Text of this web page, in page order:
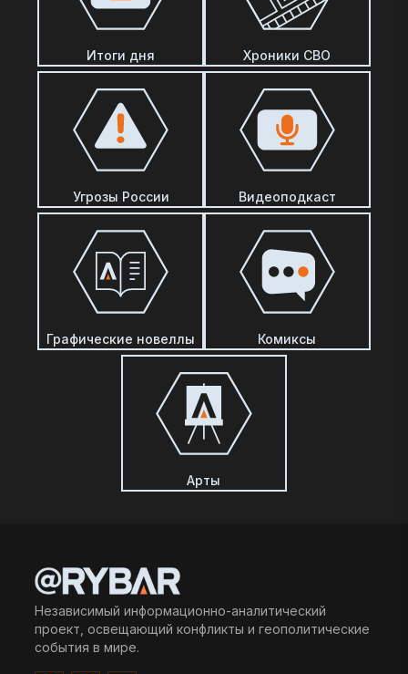
Итоги дня Хроники СВО
Угрозы России Видеоподкаст
Графические новеллы Комиксы
Арты
Независимый информационно-аналитический
проект, освещающий конфликты и геополитические
события в мире.